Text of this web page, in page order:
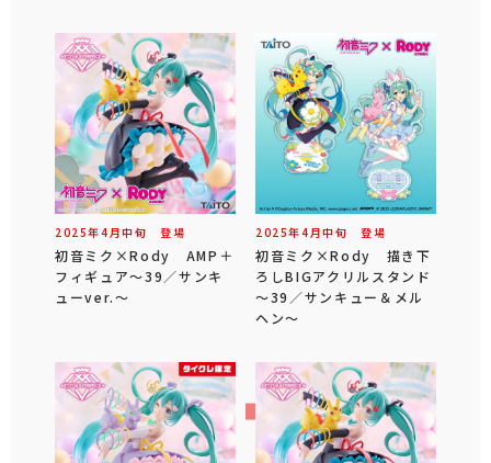
2025年4 月中旬 登場
初音ミク×Rody AMP＋
フィギュア～39／サンキ
ューver.～
2025年4 月中旬 登場
初音ミク×Rody 描き下
ろしBIGアクリルスタンド
～39／サンキュー＆メル
ヘン～